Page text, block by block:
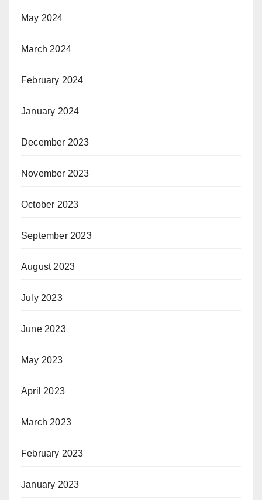
May 2024
March 2024
February 2024
January 2024
December 2023
November 2023
October 2023
September 2023
August 2023
July 2023
June 2023
May 2023
April 2023
March 2023
February 2023
January 2023